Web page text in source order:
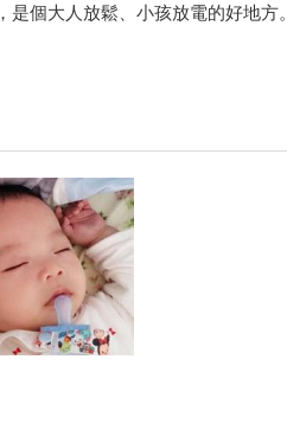
個大人放鬆、小孩放電的好地方。